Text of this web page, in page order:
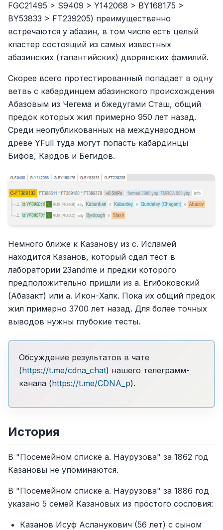
FGC21495 > S9409 > Y142068 > BY168175 >
BY53833 > FT239205) преимущественно
встречаются у абазин, в том числе есть целый
кластер состоящий из самых известных
абазинских (тапантийских) дворянских фамилий.
Скорее всего протестированный попадает в одну
ветвь с кабардинцем абазинского происхождения
Абазовым из Чегема и бжедугами Сташ, общий
предок которых жил примерно 950 лет назад.
Среди неопубликованных на международном
древе YFull туда могут попасть кабардинцы
Бифов, Кардов и Бегидов.
Немного ближе к Казанову из с. Исламей
находится Казанов, который сдал тест в
лаборатории 23andme и предки которого
предположительно пришли из а. Егибоковский
(Абазакт) или а. Икон-Халк. Пока их общий предок
жил примерно 3700 лет назад. Для более точных
выводов нужны глубокие тесты.
Обсуждение результатов в чате
(https://t.me/cdna_chat) нашего телеграмм-
канала (https://t.me/CDNA_p).
История
В "Посемейном списке а. Наурузова" за 1862 год
Казановы не упоминаются.
В "Посемейном списке а. Наурузова" за 1886 год
указано 5 семей Казановых из простого сословия:
Казанов Исуф Асланукович (56 лет) с сыном